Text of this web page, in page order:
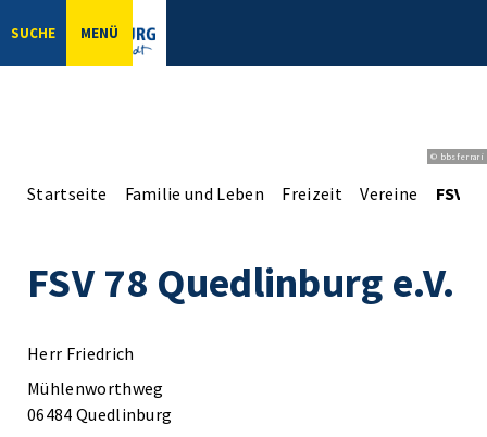
SUCHE MENÜ
© bbsferrari
Startseite Familie und Leben Freizeit Vereine FSV
FSV 78 Quedlinburg e.V.
Herr Friedrich
Mühlenworthweg
06484 Quedlinburg